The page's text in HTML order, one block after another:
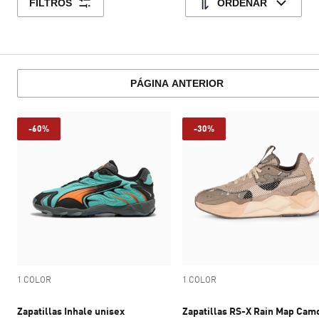
FILTROS ORDENAR
PÁGINA ANTERIOR
-60%
1 COLOR
Zapatillas Inhale unisex
-30%
1 COLOR
Zapatillas RS-X Rain Map